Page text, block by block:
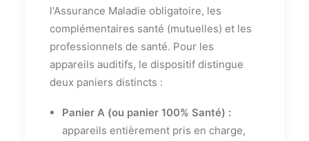
l'Assurance Maladie obligatoire, les
complémentaires santé (mutuelles) et les
professionnels de santé. Pour les
appareils auditifs, le dispositif distingue
deux paniers distincts :
Panier A (ou panier 100% Santé) :
appareils entièrement pris en charge,